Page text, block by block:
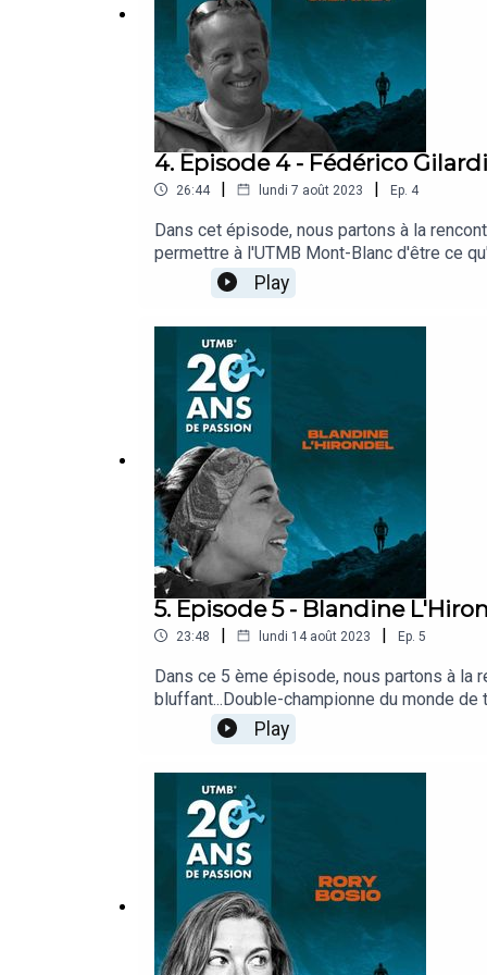
4. Episode 4 - Fédérico Gilardi
26:44 | lundi 7 août 2023 | Ep. 4
Dans cet épisode, nous partons à la
permettre à l'UTMB Mont-Blanc d'être ce
côtés de l'organisation et de vivre
surtout il nous explique pourquoi il répond
PoueyRéalisation : Mélanie Pouey et
soutenir, n'hésitez pas à vous abonner et
et sur le site internet : https://
Play
5. Episode 5 - Blandine
23:48 | lundi 14 août 2023 | Ep. 5
Dans ce 5 ème épisode, nous partons à la
bluffant...Double-championne du monde
2021,Puis de la CCC en 2022...Elle a
sportive !Gynécologue obstétricienne en
son Graal, c'est l'UTMB... Et si c'était pour
partenariat avec Lines Agency et Trails
LaisneyMusique originale et mixage :
pas à vous abonner et à nous mettre des
internet : https://montblanc.utmb.world/fr
Play